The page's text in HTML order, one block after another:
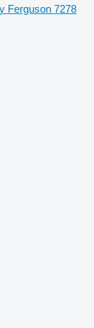
Ferguson 7278